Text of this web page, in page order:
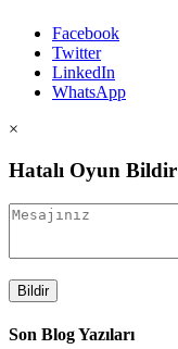
Facebook
Twitter
LinkedIn
WhatsApp
×
Hatalı Oyun Bildir
Bildir
Son Blog Yazıları